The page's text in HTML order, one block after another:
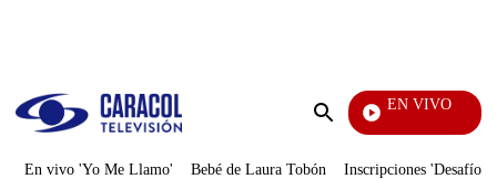
Enviar
EN VIVO
Rafael Orozco
En vivo 'Yo Me Llamo' Bebé de Laura Tobón Inscripciones 'Desafío'